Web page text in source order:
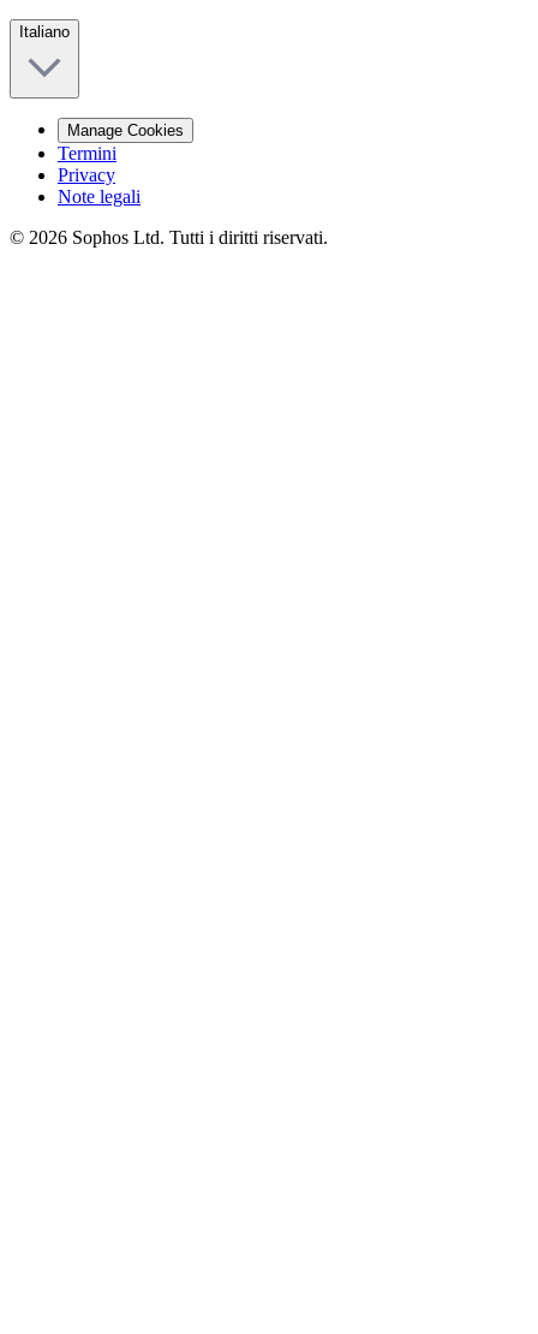
Italiano
Manage Cookies
Termini
Privacy
Note legali
© 2026 Sophos Ltd. Tutti i diritti riservati.